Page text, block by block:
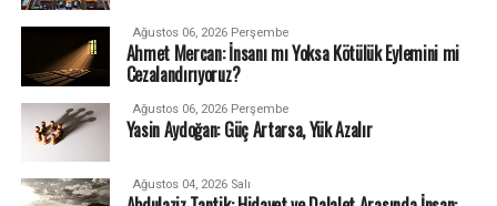
Ağustos 06, 2026 Perşembe
Ahmet Mercan: İnsanı mı Yoksa Kötülük Eylemini mi
Cezalandırıyoruz?
Ağustos 06, 2026 Perşembe
Yasin Aydoğan: Güç Artarsa, Yük Azalır
Ağustos 04, 2026 Salı